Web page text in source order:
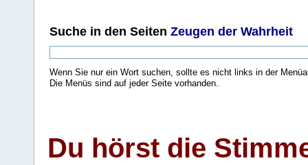
Suche in den Seiten Zeugen der Wahrheit
Wenn Sie nur ein Wort suchen, sollte es nicht links in der
Die Menüs sind auf jeder Seite vorhanden..
Du hörst die